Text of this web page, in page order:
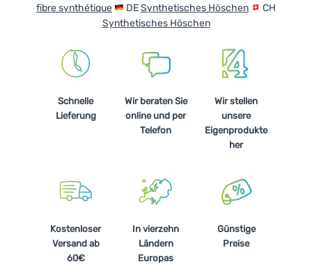
fibre synthétique
DESynthetisches Höschen
CH
Synthetisches Höschen
Schnelle
Lieferung
Wir beraten Sie
online und per
Telefon
Wir stellen
unsere
Eigenprodukte
her
Kostenloser
Versand ab
60€
In vierzehn
Ländern
Europas
Günstige
Preise